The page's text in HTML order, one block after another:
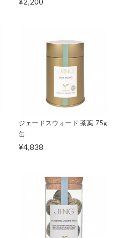
ジェードスウォード 茶葉 75g
缶
¥4,838